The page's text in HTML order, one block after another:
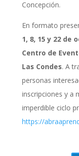
Concepción.
En formato
1, 8, 15 y 22 de
Centro de
Las Condes. A
personas
inscripciones y a
imperdible ciclo
https://